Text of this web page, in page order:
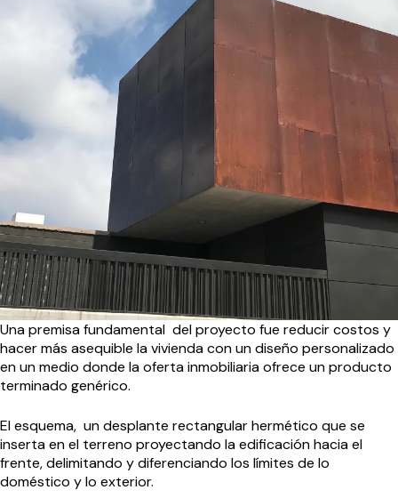
Una premisa fundamental del proyecto fue reducir costos y
hacer más asequible la vivienda con un diseño personalizado
en un medio donde la oferta inmobiliaria ofrece un producto
terminado genérico.
El esquema, un desplante rectangular hermético que se
inserta en el terreno proyectando la edificación hacia el
frente, delimitando y diferenciando los límites de lo
doméstico y lo exterior.